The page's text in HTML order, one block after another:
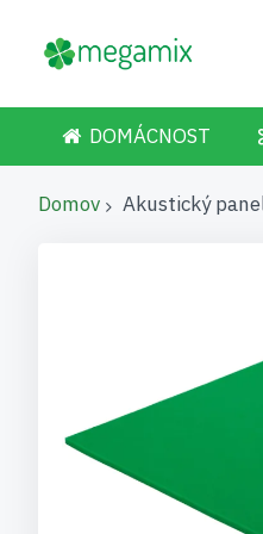
DOMÁCNOST
Domov Akustický
obrázky